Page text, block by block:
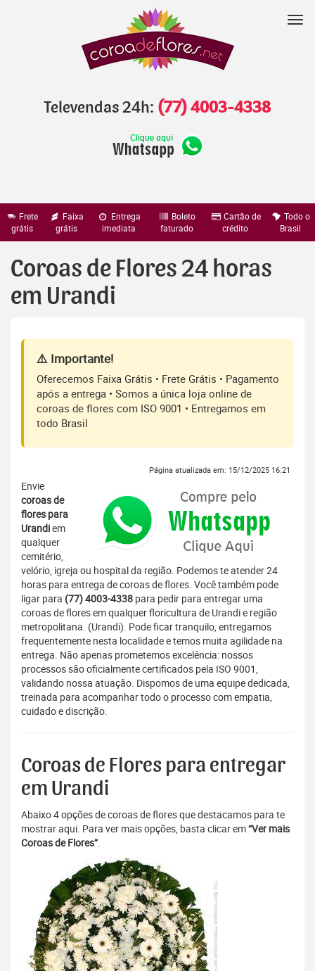
Televendas 24h: (77) 4003-4338
Frete
grátis
Faixa
grátis
Entrega
imediata
Boleto
faturado
Cartão de
crédito
Todo o
Brasil
Coroas de Flores 24 horas
em Urandi
⚠️ Importante!
Oferecemos Faixa Grátis • Frete Grátis • Pagamento
após a entrega • Somos a única loja online de
coroas de flores com ISO 9001 • Entregamos em
todo Brasil
Página atualizada em: 15/12/2025 16:21
Envie
coroas de
flores para
Urandiem
qualquer
cemitério,
velório, igreja ou hospital da região. Podemos te atender 24
horas para entrega de coroas de flores. Você também pode
ligar para (77) 4003-4338 para pedir para entregar uma
coroas de flores em qualquer floricultura de Urandi e região
metropolitana. (Urandi). Pode ficar tranquilo, entregamos
frequentemente nesta localidade e temos muita agilidade na
entrega. Não apenas prometemos excelência: nossos
processos são oficialmente certificados pela ISO 9001,
validando nossa atuação. Dispomos de uma equipe dedicada,
treinada para acompanhar todo o processo com empatia,
cuidado e discrição.
Coroas de Flores para entregar
em Urandi
Abaixo 4 opções de coroas de flores que destacamos para te
mostrar aqui. Para ver mais opções, basta clicar em“Ver mais
Coroas de Flores”.